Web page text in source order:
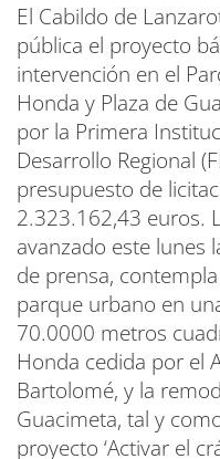
El Cabildo de
pública el proyecto
intervención en el
Honda y Plaza de
por la Primera
Desarrollo Regional
presupuesto de
2.323.162,43 euros.
avanzado este lunes
de prensa,
parque urbano en
70.0000 metros
Honda cedida por el
Bartolomé, y la
Guacimeta, tal y
proyecto ‘Activar el